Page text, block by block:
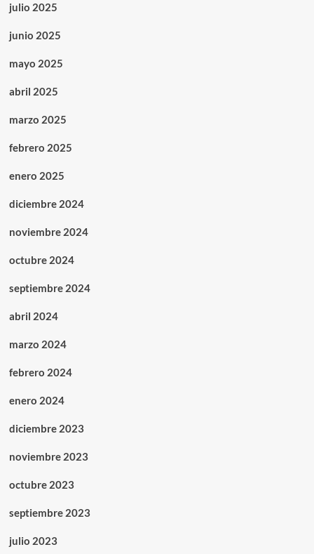
julio 2025
junio 2025
mayo 2025
abril 2025
marzo 2025
febrero 2025
enero 2025
diciembre 2024
noviembre 2024
octubre 2024
septiembre 2024
abril 2024
marzo 2024
febrero 2024
enero 2024
diciembre 2023
noviembre 2023
octubre 2023
septiembre 2023
julio 2023